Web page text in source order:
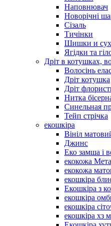
Наповнювач
Новорічні
Сізаль
Тичінки
Шишки и
Ягідки та
Дріт в котушках,
Волосінь
Дріт котушка
Дріт
Нитка
Синельная
Тейп стрічка
екошкіра
Вініл
Джинс
Еко замша і
екокожа
екокожа
екошкіра
Екошкіра з
екошкіра
екошкіра
екошкіра хз